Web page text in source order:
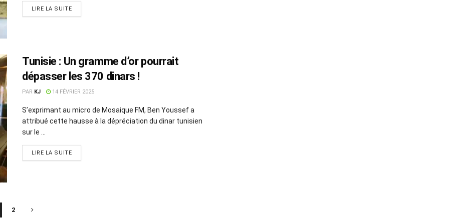
LIRE LA SUITE
Tunisie : Un gramme d’or pourrait
dépasser les 370 dinars !
PAR KJ 14 FÉVRIER 2025
S’exprimant au micro de Mosaique FM, Ben Youssef a
attribué cette hausse à la dépréciation du dinar tunisien
sur le ...
LIRE LA SUITE
2